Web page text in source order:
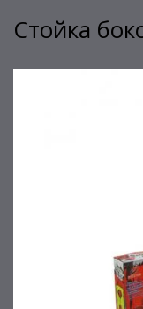
Стойка